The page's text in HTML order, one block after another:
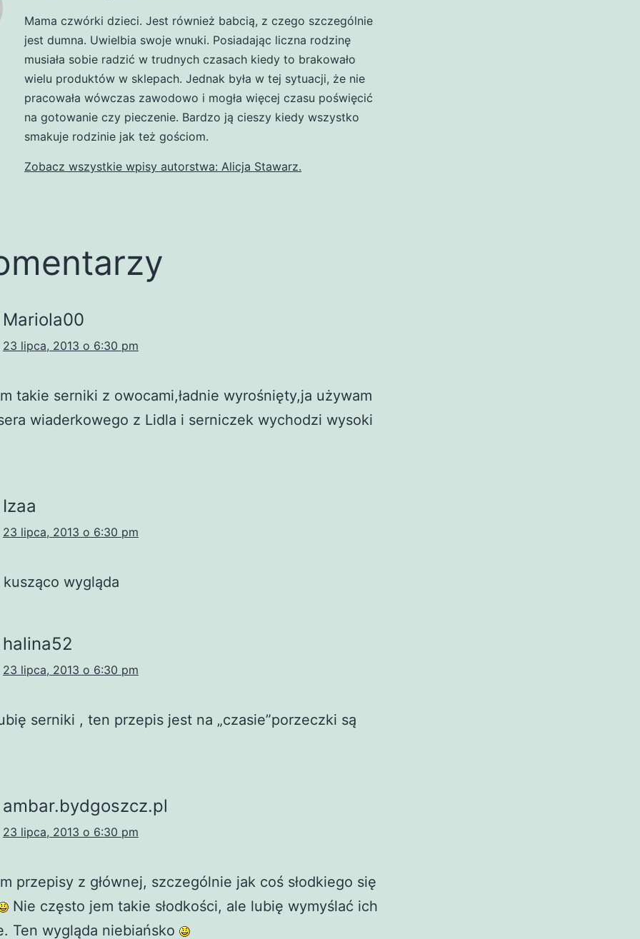
Mama czwórki dzieci. Jest również babcią, z czego szczególnie
jest dumna. Uwielbia swoje wnuki. Posiadając liczna rodzinę
musiała sobie radzić w trudnych czasach kiedy to brakowało
wielu produktów w sklepach. Jednak była w tej sytuacji, że nie
pracowała wówczas zawodowo i mogła więcej czasu poświęcić
na gotowanie czy pieczenie. Bardzo ją cieszy kiedy wszystko
smakuje rodzinie jak też gościom.
Zobacz wszystkie wpisy autorstwa: Alicja Stawarz.
Mariola00
23 lipca, 2013 o 6:30 pm
takie serniki z owocami,ładnie wyrośnięty,ja używam
wiaderkowego z Lidla i serniczek wychodzi wysoki
Izaa
23 lipca, 2013 o 6:30 pm
wygląda
halina52
23 lipca, 2013 o 6:30 pm
serniki , ten przepis jest na „czasie”porzeczki są
ambar.bydgoszcz.pl
23 lipca, 2013 o 6:30 pm
przepisy z głównej, szczególnie jak coś słodkiego się
Nie często jem takie słodkości, ale lubię wymyślać ich
Ten wygląda niebiańsko